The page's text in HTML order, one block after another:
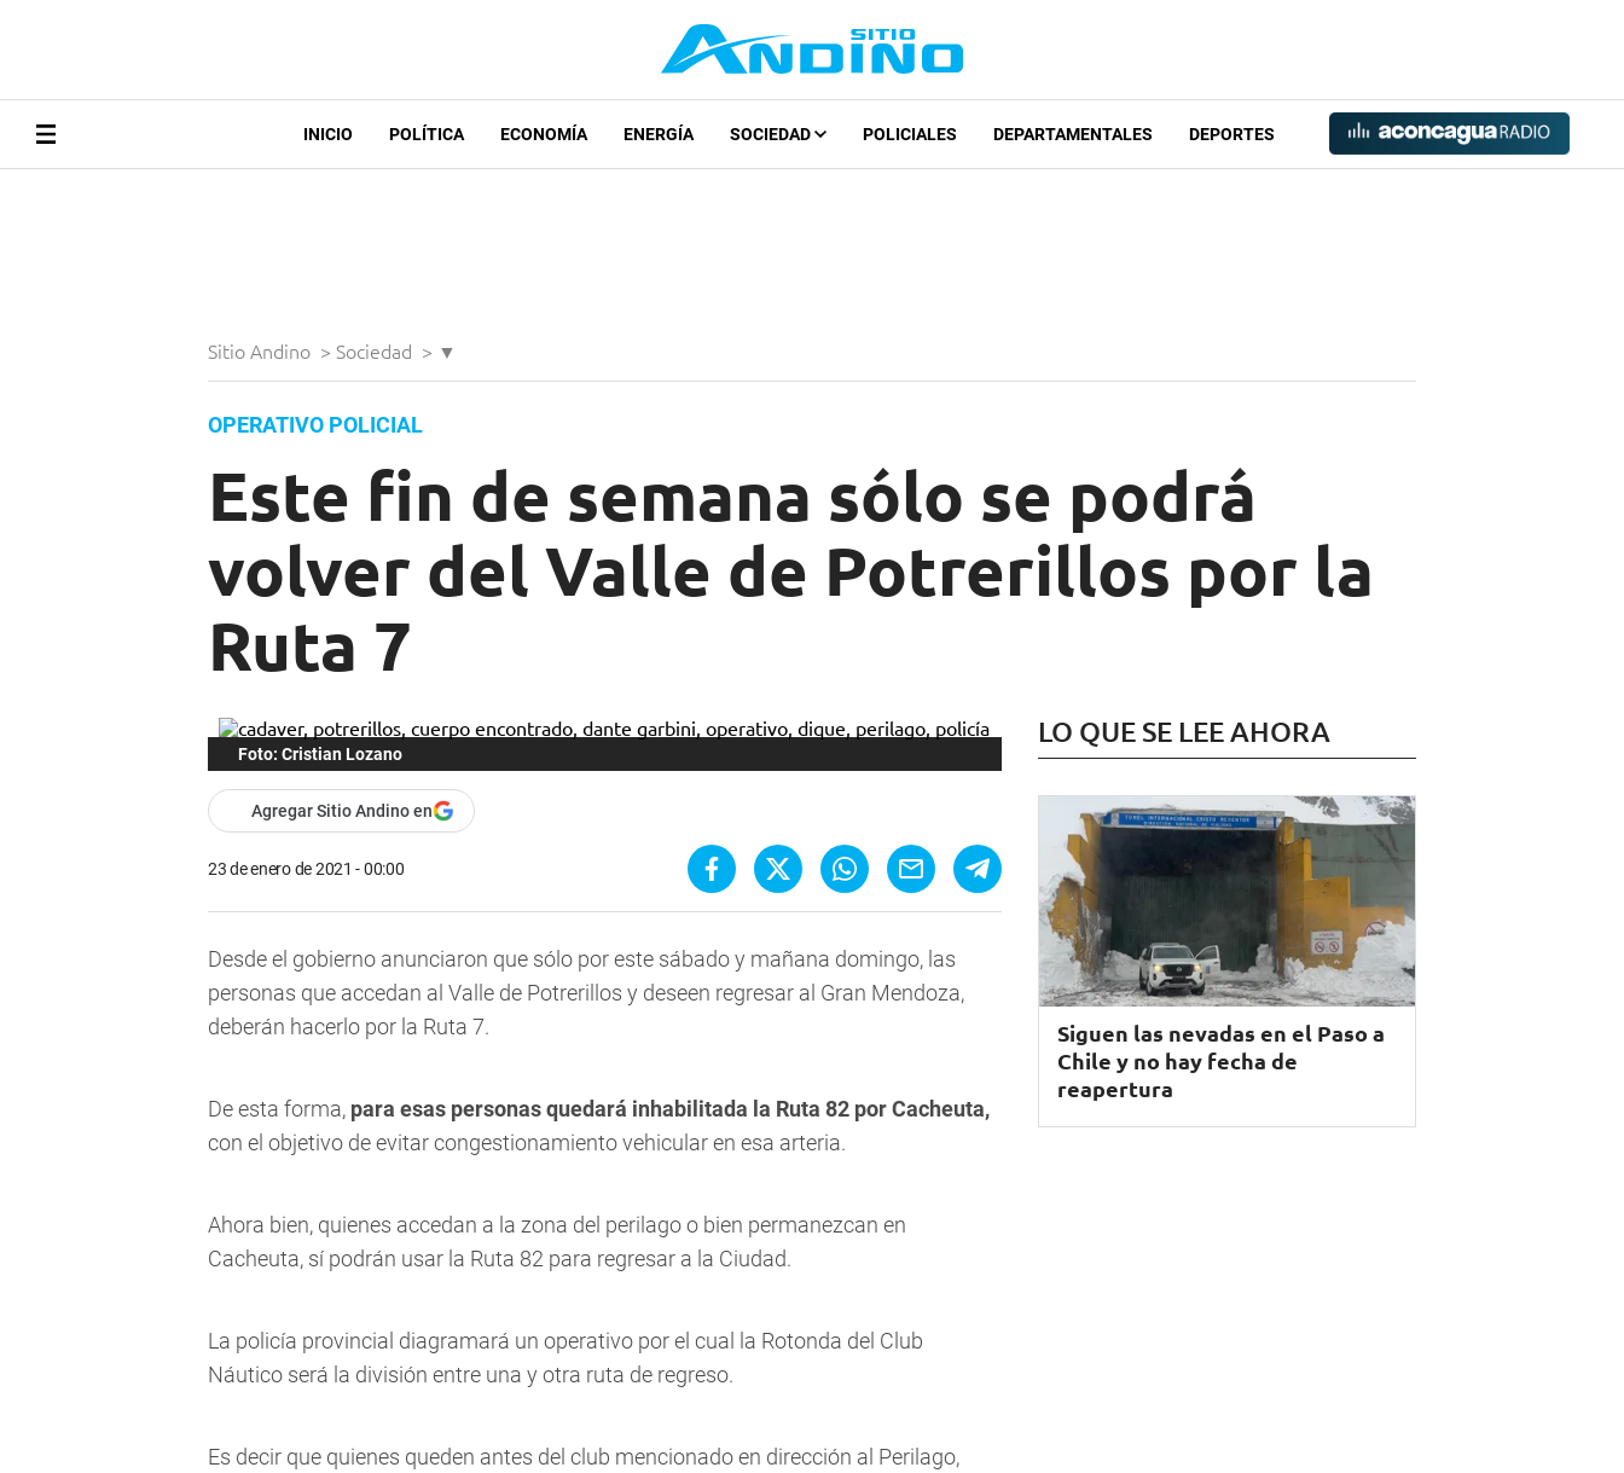
INICIO POLÍTICA ECONOMÍA ENERGÍA SOCIEDAD POLICIALES DEPARTAMENTALES DEPORTES
Sitio Andino > Sociedad > ▼
OPERATIVO POLICIAL
Este fin de semana sólo se podrá
volver del Valle de Potrerillos por la
Ruta 7
Foto: Cristian Lozano
Agregar Sitio Andino en
23 de enero de 2021 - 00:00
Desde el gobierno anunciaron que sólo por este sábado y mañana domingo, las
personas que accedan al Valle de Potrerillos y deseen regresar al Gran Mendoza,
deberán hacerlo por la Ruta 7.
De esta forma, para esas personas quedará inhabilitada la Ruta 82 por Cacheuta,
con el objetivo de evitar congestionamiento vehicular en esa arteria.
Ahora bien, quienes accedan a la zona del perilago o bien permanezcan en
Cacheuta, sí podrán usar la Ruta 82 para regresar a la Ciudad.
La policía provincial diagramará un operativo por el cual la Rotonda del Club
Náutico será la división entre una y otra ruta de regreso.
Es decir que quienes queden antes del club mencionado en dirección al Perilago,
LO QUE SE LEE AHORA
Siguen las nevadas en el Paso a
Chile y no hay fecha de
reapertura